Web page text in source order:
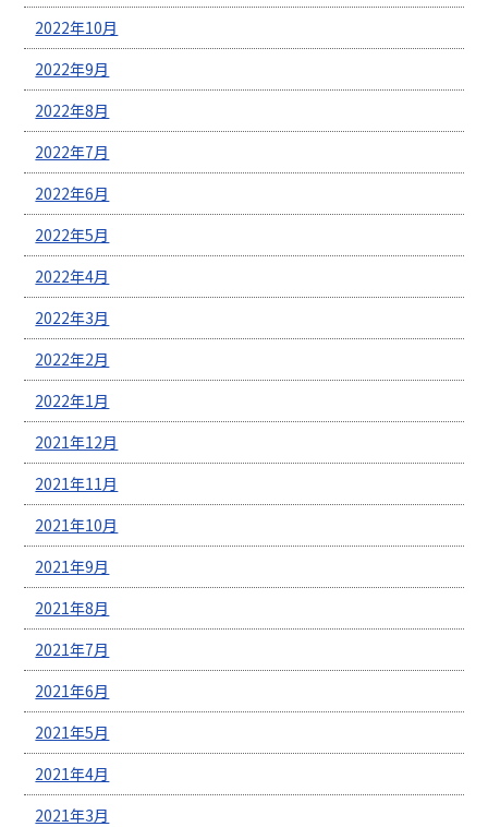
2022年10月
2022年9月
2022年8月
2022年7月
2022年6月
2022年5月
2022年4月
2022年3月
2022年2月
2022年1月
2021年12月
2021年11月
2021年10月
2021年9月
2021年8月
2021年7月
2021年6月
2021年5月
2021年4月
2021年3月